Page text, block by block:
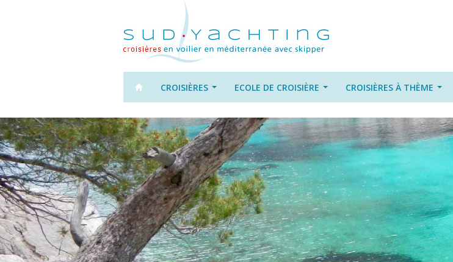
CROISIÈRES ECOLE DE CROISIÈRE CROISIÈRES À THÈME